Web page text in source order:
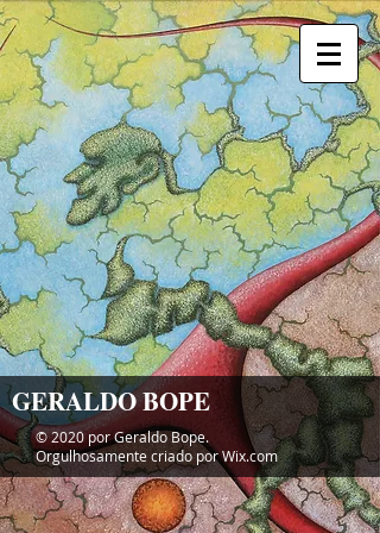
© 2020 por Geraldo Bope.
Orgulhosamente criado porWix.com
GERALDO BOPE